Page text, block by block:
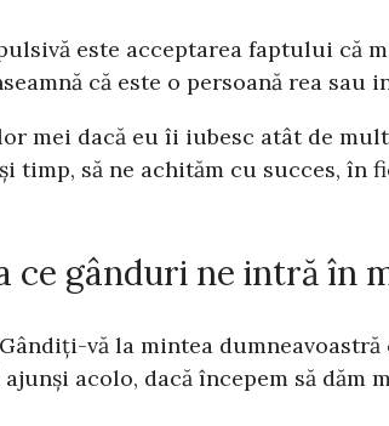
este acceptarea faptului că
că este o persoană rea sau
mei dacă eu îi iubesc atât de
timp, să ne achităm cu succes, în
ce gânduri ne intră în
vă la mintea dumneavoastră
acolo, dacă începem să dăm